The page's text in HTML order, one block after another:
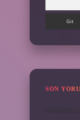
SON